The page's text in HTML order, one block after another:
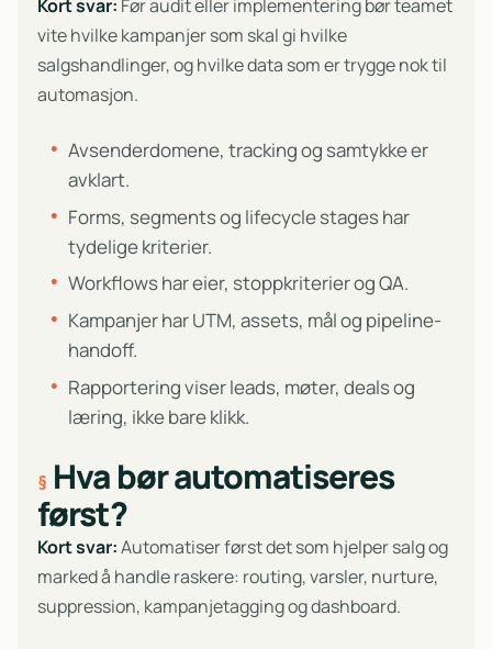
Kort svar: Før audit eller implementering bør teamet
vite hvilke kampanjer som skal gi hvilke
salgshandlinger, og hvilke data som er trygge nok til
automasjon.
Avsenderdomene, tracking og samtykke er
avklart.
Forms, segments og lifecycle stages har
tydelige kriterier.
Workflows har eier, stoppkriterier og QA.
Kampanjer har UTM, assets, mål og pipeline-
handoff.
Rapportering viser leads, møter, deals og
læring, ikke bare klikk.
Hva bør automatiseres
først?
Kort svar:Automatiser først det som hjelper salg og
marked å handle raskere: routing, varsler, nurture,
suppression, kampanjetagging og dashboard.